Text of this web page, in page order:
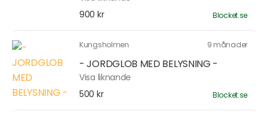
900 kr
Blocket.se
Kungsholmen 9 månader
- JORDGLOB MED BELYSNING -
Visa liknande
500 kr
Blocket.se